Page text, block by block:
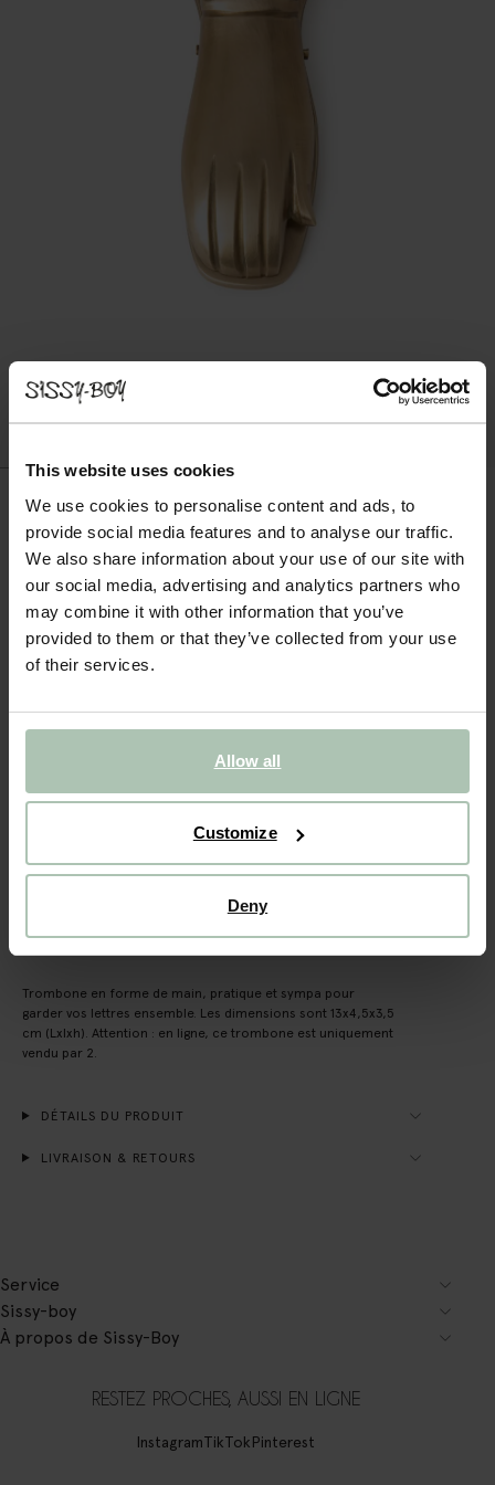
This website uses cookies
We use cookies to personalise content and ads, to
provide social media features and to analyse our traffic.
We also share information about your use of our site with
our social media, advertising and analytics partners who
may combine it with other information that you’ve
provided to them or that they’ve collected from your use
of their services.
Allow all
Customize
Deny
Trombone main
17.99
Taille sélectionnée: Onesize
Sous 30 minutes par e-mail
VOIR LE STOCK EN MAGASIN
Trombone en forme de main, pratique et sympa pour
garder vos lettres ensemble. Les dimensions sont 13x4,5x3,5
cm (Lxlxh). Attention : en ligne, ce trombone est uniquement
vendu par 2.
DÉTAILS DU PRODUIT
LIVRAISON & RETOURS
Service
Sissy-boy
À propos de Sissy-Boy
RESTEZ PROCHES, AUSSI EN LIGNE
InstagramTikTokPinterest